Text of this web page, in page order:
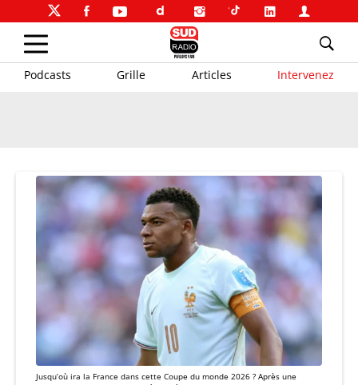
Podcasts Grille Articles Intervenez
Jusqu’où ira la France dans cette Coupe du monde 2026 ? Après une